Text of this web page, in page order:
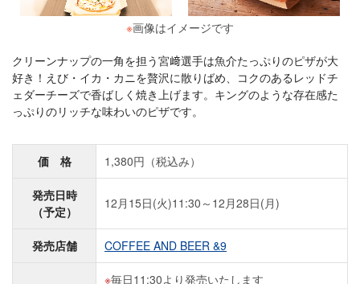
※画像はイメージです
クリーンナップの一角を担う宮﨑選手は魚介たっぷりのピザが大
好き！えび・イカ・カニを贅沢に散りばめ、コクのあるレッドチ
ェダーチーズで香ばしく焼き上げます。キングのような存在感た
っぷりのリッチな味わいのピザです。
価 格 1,380円（税込み）
発売日時
（予定）
12月15日(火)11:30～12月28日(月)
発売店舗 COFFEE AND BEER &9
毎日11:30より発売いたします